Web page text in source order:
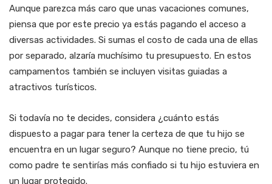
Aunque parezca más caro que unas vacaciones comunes,
piensa que por este precio ya estás pagando el acceso a
diversas actividades. Si sumas el costo de cada una de ellas
por separado, alzaría muchísimo tu presupuesto. En estos
campamentos también se incluyen visitas guiadas a
atractivos turísticos.
Si todavía no te decides, considera ¿cuánto estás
dispuesto a pagar para tener la certeza de que tu hijo se
encuentra en un lugar seguro? Aunque no tiene precio, tú
como padre te sentirías más confiado si tu hijo estuviera en
un lugar protegido.